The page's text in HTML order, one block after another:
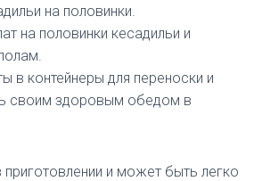
на половинки.
на половинки кесадильи и
в контейнеры для переноски и
своим здоровым обедом в
приготовлении и может быть легко